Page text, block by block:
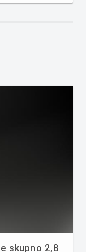
skupno 2,8